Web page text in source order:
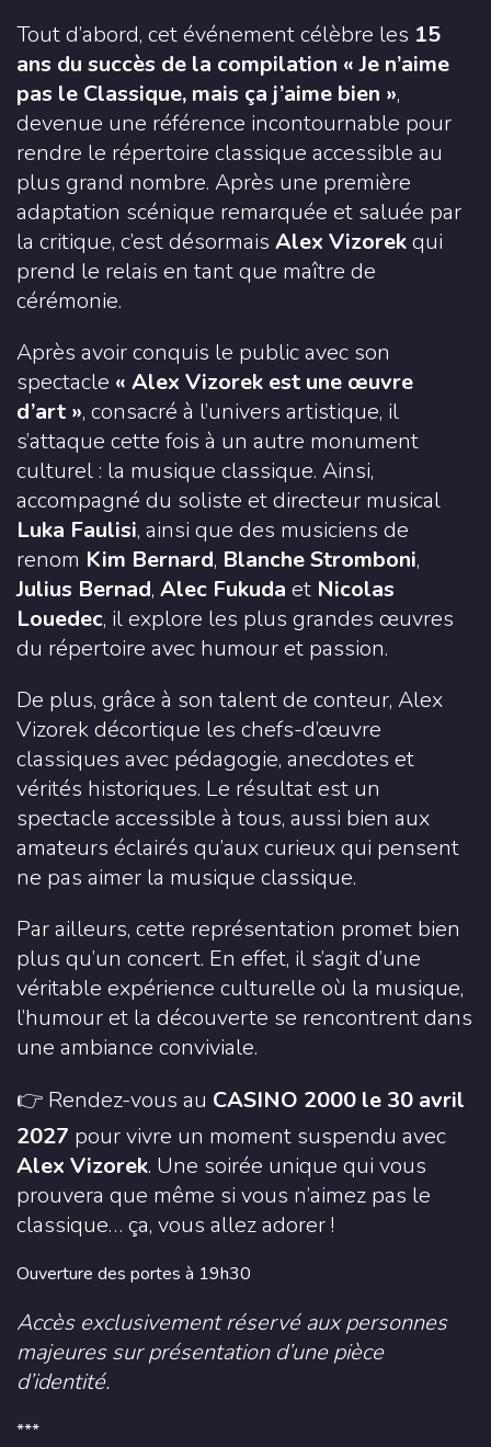
Tout d’abord, cet événement célèbre les 15
ans du succès de la compilation « Je n’aime
pas le Classique, mais ça j’aime bien »,
devenue une référence incontournable pour
rendre le répertoire classique accessible au
plus grand nombre. Après une première
adaptation scénique remarquée et saluée par
la critique, c’est désormais Alex Vizorekqui
prend le relais en tant que maître de
cérémonie.
Après avoir conquis le public avec son
spectacle « Alex Vizorek est une œuvre
d’art », consacré à l’univers artistique, il
s’attaque cette fois à un autre monument
culturel : la musique classique. Ainsi,
accompagné du soliste et directeur musical
Luka Faulisi, ainsi que des musiciens de
renom Kim Bernard, Blanche Stromboni,
Julius Bernad, Alec Fukuda et Nicolas
Louedec, il explore les plus grandes œuvres
du répertoire avec humour et passion.
De plus, grâce à son talent de conteur, Alex
Vizorek décortique les chefs-d’œuvre
classiques avec pédagogie, anecdotes et
vérités historiques. Le résultat est un
spectacle accessible à tous, aussi bien aux
amateurs éclairés qu’aux curieux qui pensent
ne pas aimer la musique classique.
Par ailleurs, cette représentation promet bien
plus qu’un concert. En effet, il s’agit d’une
véritable expérience culturelle où la musique,
l’humour et la découverte se rencontrent dans
une ambiance conviviale.
👉 Rendez-vous au CASINO 2000 le 30 avril
2027 pour vivre un moment suspendu avec
Alex Vizorek. Une soirée unique qui vous
prouvera que même si vous n’aimez pas le
classique… ça, vous allez adorer !
Ouverture des portes à 19h30
Accès exclusivement réservé aux personnes
majeures sur présentation d’une pièce
d’identité.
***